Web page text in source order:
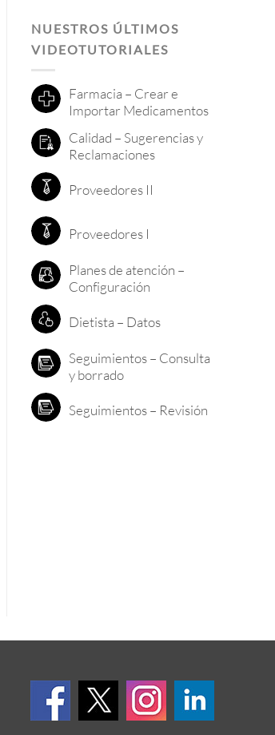
NUESTROS ÚLTIMOS
VIDEOTUTORIALES
Farmacia – Crear e
Importar Medicamentos
Calidad – Sugerencias y
Reclamaciones
Proveedores II
Proveedores I
Planes de atención –
Configuración
Dietista – Datos
Seguimientos – Consulta
y borrado
Seguimientos – Revisión